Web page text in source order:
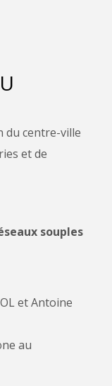
du centre-ville
et de
souples
et Antoine
au